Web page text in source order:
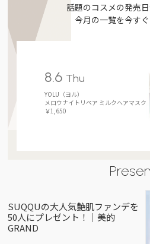
話題のコスメの発売
今月の一覧を今すぐ
8.6 Thu
YOLU（ヨル）
メロウナイトリペア ミルクヘアマスク
￥1,650
SUQQUの大人気艶肌ファンデを
50人にプレゼント！｜美的
GRAND